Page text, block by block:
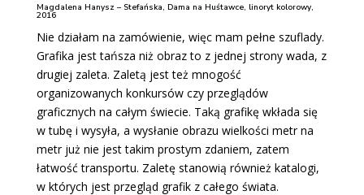
Magdalena Hanysz – Stefańska, Dama na Huśtawce, linoryt kolorowy,
2016
Nie działam na zamówienie, więc mam pełne szuflady.
Grafika jest tańsza niż obraz to z jednej strony wada, z
drugiej zaleta. Zaletą jest też mnogość
organizowanych konkursów czy przeglądów
graficznych na całym świecie. Taką grafikę wkłada się
w tubę i wysyła, a wysłanie obrazu wielkości metr na
metr już nie jest takim prostym zdaniem, zatem
łatwość transportu. Zaletę stanowią również katalogi,
w których jest przegląd grafik z całego świata.